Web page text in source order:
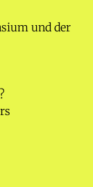
und der